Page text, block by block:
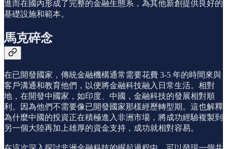
進而在國內形成了完整的金融生態系，為其他新創提供良好的
基礎設施和範本。
馬克碎念
在已開發國家，傳統金融機構通常需要花費 3-5 年的時間來與
客戶溝通和教育他們，以便將金融科技融入日常生活。相對
地，在開發中國家，如印度、中國，金融科技的發展相對順
利。因為他們不需要像已開發國家那樣經歷轉型期。這也解釋
為什麼中國的投資正在積極進入非洲市場，將成功經驗複製到
另一個大陸再加上雄厚的資金支持，成功就相對容易。